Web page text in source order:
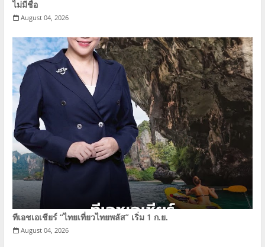
ไม่มีชื่อ
August 04, 2026
ทีเอชเอเชียร์ “ไทยเที่ยวไทยพลัส” เริ่ม 1 ก.ย.
August 04, 2026